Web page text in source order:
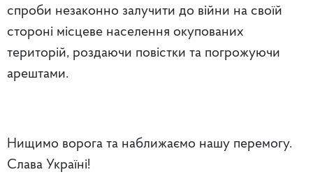
спроби незаконно залучити до війни на своїй
стороні місцеве населення окупованих
територій, роздаючи повістки та погрожуючи
арештами.
Нищимо ворога та наближаємо нашу перемогу.
Слава Україні!